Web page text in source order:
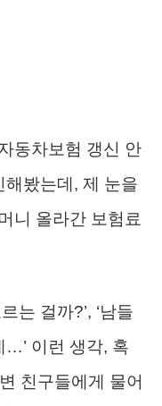
동차보험 갱신 안
봤는데, 제 눈을
니 올라간 보험료
는 걸까?’, ‘남들
…’ 이런 생각, 혹
친구들에게 물어